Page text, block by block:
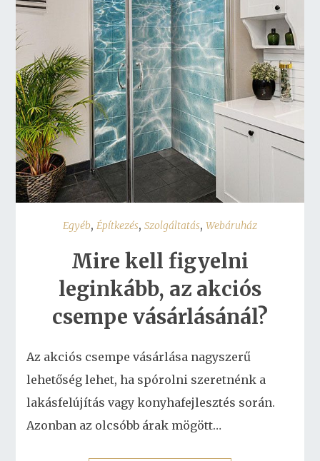
Egyéb, Építkezés, Szolgáltatás, Webáruház
Mire kell figyelni
leginkább, az akciós
csempe vásárlásánál?
Az akciós csempe vásárlása nagyszerű
lehetőség lehet, ha spórolni szeretnénk a
lakásfelújítás vagy konyhafejlesztés során.
Azonban az olcsóbb árak mögött…